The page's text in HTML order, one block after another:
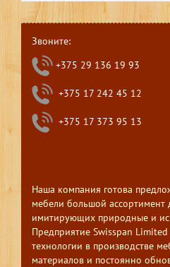
Звоните:
+375 29 136 19 93
+375 17 242 45 12
+375 17 373 95 13
Наша компания готова
мебели большой
имитирующих природные и
Предприятие Swisspan
технологии в производстве
материалов и постоянно